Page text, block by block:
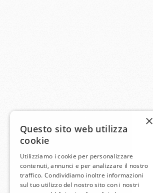
×
Questo sito web utilizza
cookie
Utilizziamo i cookie per personalizzare
contenuti, annunci e per analizzare il nostro
traffico. Condividiamo inoltre informazioni
sul tuo utilizzo del nostro sito con i nostri